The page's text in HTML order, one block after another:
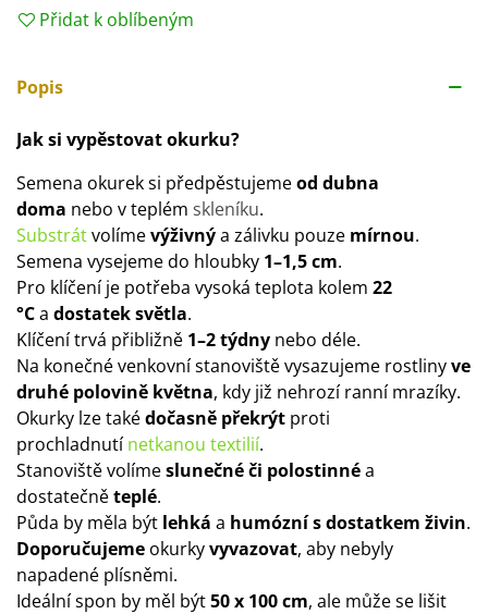
Přidat k oblíbeným
Popis
Jak si vypěstovat okurku?
Semena okurek si předpěstujemeod dubna
doma nebo v teplém skleníku.
Substrátvolímevýživnýa zálivku pouze mírnou.
Semena vysejeme do hloubky 1–1,5 cm.
Pro klíčení je potřeba vysoká teplota kolem 22
°Ca dostatek světla.
Klíčení trvá přibližně 1–2 týdny nebo déle.
Na konečné venkovní stanoviště vysazujeme rostlinyve
druhé polovině května, kdy již nehrozí ranní mrazíky.
Okurky lze takédočasně překrýt proti
prochladnutínetkanou textilií.
Stanoviště volímeslunečné či polostinnéa
dostatečněteplé.
Půda by měla být lehká a humózní s dostatkem živin.
Doporučujeme okurkyvyvazovat, aby nebyly
napadené plísněmi.
Ideální spon by měl být50 x 100 cm, ale může se lišit